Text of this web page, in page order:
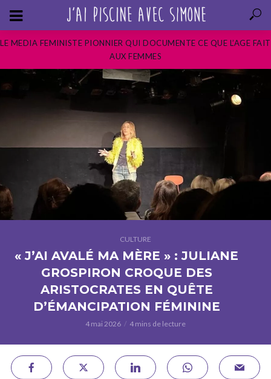
LE MEDIA FEMINISTE PIONNIER QUI DOCUMENTE CE QUE L’AGE FAIT
AUX FEMMES
CULTURE
« J’AI AVALÉ MA MÈRE » : JULIANE
GROSPIRON CROQUE DES
ARISTOCRATES EN QUÊTE
D’ÉMANCIPATION FÉMININE
4 mai 2026 4 mins de lecture